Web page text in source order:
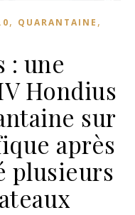
, QUARANTAINE ,
: une
Hondius
sur
après
plusieurs